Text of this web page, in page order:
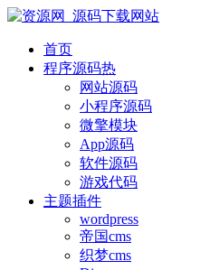
首页
程序源码热
网站源码
小程序源码
微擎模块
App源码
软件源码
游戏代码
主题插件
wordpress
帝国cms
织梦cms